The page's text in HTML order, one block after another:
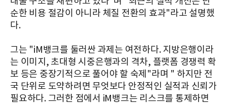
순한 비용 절감이 아니라 체질 전환의 효과"라고 설명했
다.
그는 "iM뱅크를 둘러싼 과제는 여전하다. 지방은행이라
는 이미지, 초대형 시중은행과의 격차, 플랫폼 경쟁력 확
보 등은 중장기적으로 풀어야 할 숙제"라며 " 하지만 전
국 단위로 도약하려면 무엇보다 안정적인 실적과 신뢰가
필요하다. 그러한 점에서 iM뱅크는 리스크를 통제하면